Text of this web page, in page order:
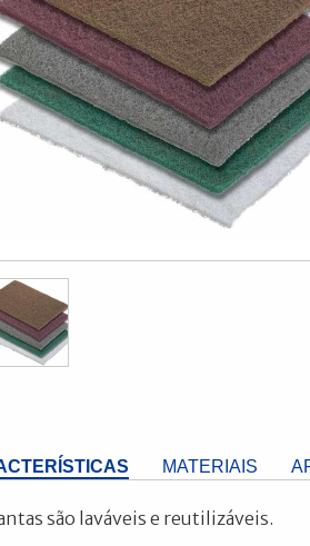
MATERIAIS
são laváveis e reutilizáveis.